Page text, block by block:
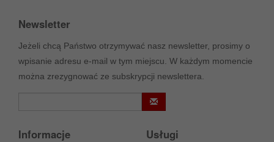
Newsletter
Jeżeli chcą Państwo otrzymywać nasz newsletter, prosimy o
wpisanie adresu e-mail w tym miejscu. W każdym momencie
można zrezygnować ze subskrypcji newslettera.
Informacje Usługi